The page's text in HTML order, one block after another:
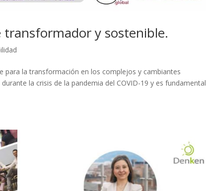
y sostenible.
la transformación en los complejos y cambiantes
la crisis de la pandemia del COVID-19 y es fundamental